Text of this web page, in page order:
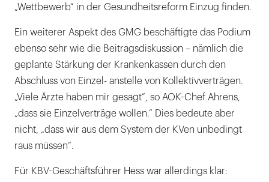
„Wettbewerb“ in der Gesundheitsreform Einzug finden.
Ein weiterer Aspekt des GMG beschäftigte das Podium
ebenso sehr wie die Beitragsdiskussion – nämlich die
geplante Stärkung der Krankenkassen durch den
Abschluss von Einzel- anstelle von Kollektivverträgen.
„Viele Ärzte haben mir gesagt“, so AOK-Chef Ahrens,
„dass sie Einzelverträge wollen.“ Dies bedeute aber
nicht, „dass wir aus dem System der KVen unbedingt
raus müssen“.
Für KBV-Geschäftsführer Hess war allerdings klar: